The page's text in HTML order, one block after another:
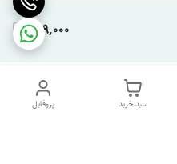
649,000
پروفایل سبد خرید